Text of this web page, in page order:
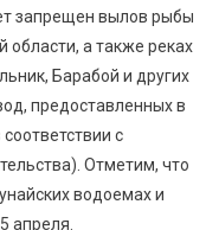
запрещен вылов рыбы
а также реках
Барабой и других
предоставленных в
с
Отметим, что
водоемах и
апреля.